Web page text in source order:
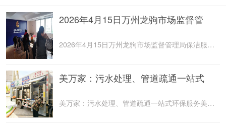
2026年4月15日万州龙驹市场监督管
2026年4月15日万州龙驹市场监督管理局保洁服务由重庆美
美万家：污水处理、管道疏通一站式
美万家：污水处理、管道疏通一站式环保服务美万家公司，